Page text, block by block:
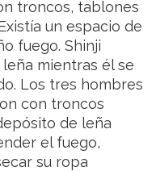
troncos, tablones
un espacio de
fuego. Shinji
mientras él se
Los tres hombres
con troncos
de leña
el fuego,
su ropa